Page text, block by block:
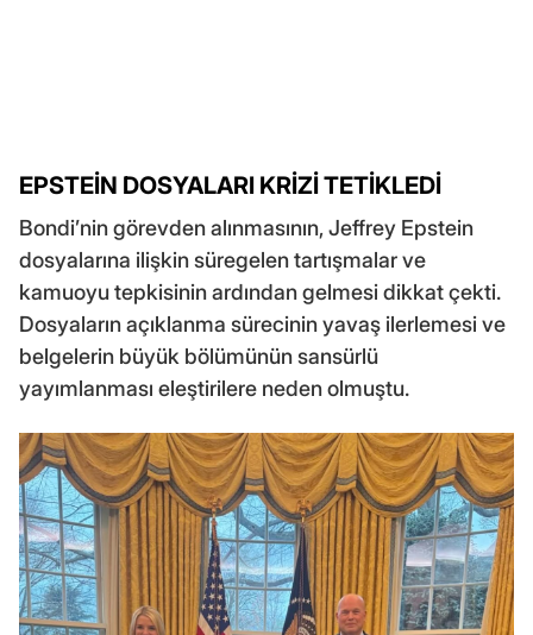
EPSTEİN DOSYALARI KRİZİ TETİKLEDİ
Bondi’nin görevden alınmasının, Jeffrey Epstein
dosyalarına ilişkin süregelen tartışmalar ve
kamuoyu tepkisinin ardından gelmesi dikkat çekti.
Dosyaların açıklanma sürecinin yavaş ilerlemesi ve
belgelerin büyük bölümünün sansürlü
yayımlanması eleştirilere neden olmuştu.